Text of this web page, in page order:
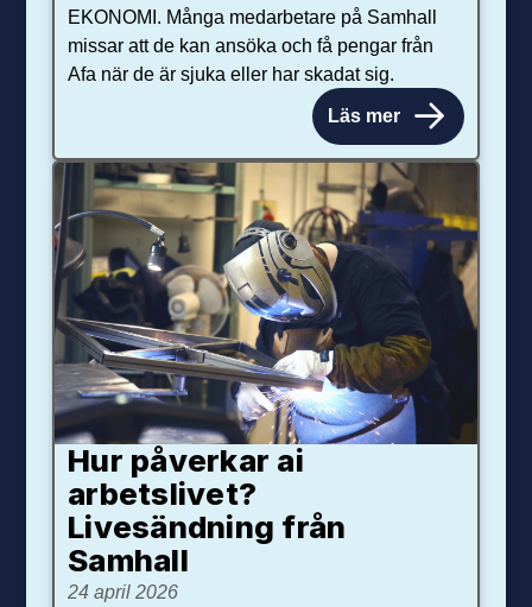
EKONOMI. Många medarbetare på Samhall
missar att de kan ansöka och få pengar från
Afa när de är sjuka eller har skadat sig.
Läs mer
Hur påverkar ai
arbetslivet?
Livesändning från
Samhall
24 april 2026